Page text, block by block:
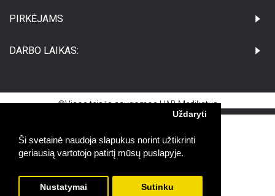
Ši svetainė naudoja slapukus norint užtikrinti
geriausią vartotojo patirtį mūsų puslapyje.
Uždaryti
Nustatymai Sutinku
PIRKĖJAMS
DARBO LAIKAS:
©Visos teisės saugomos UAB Medikatus